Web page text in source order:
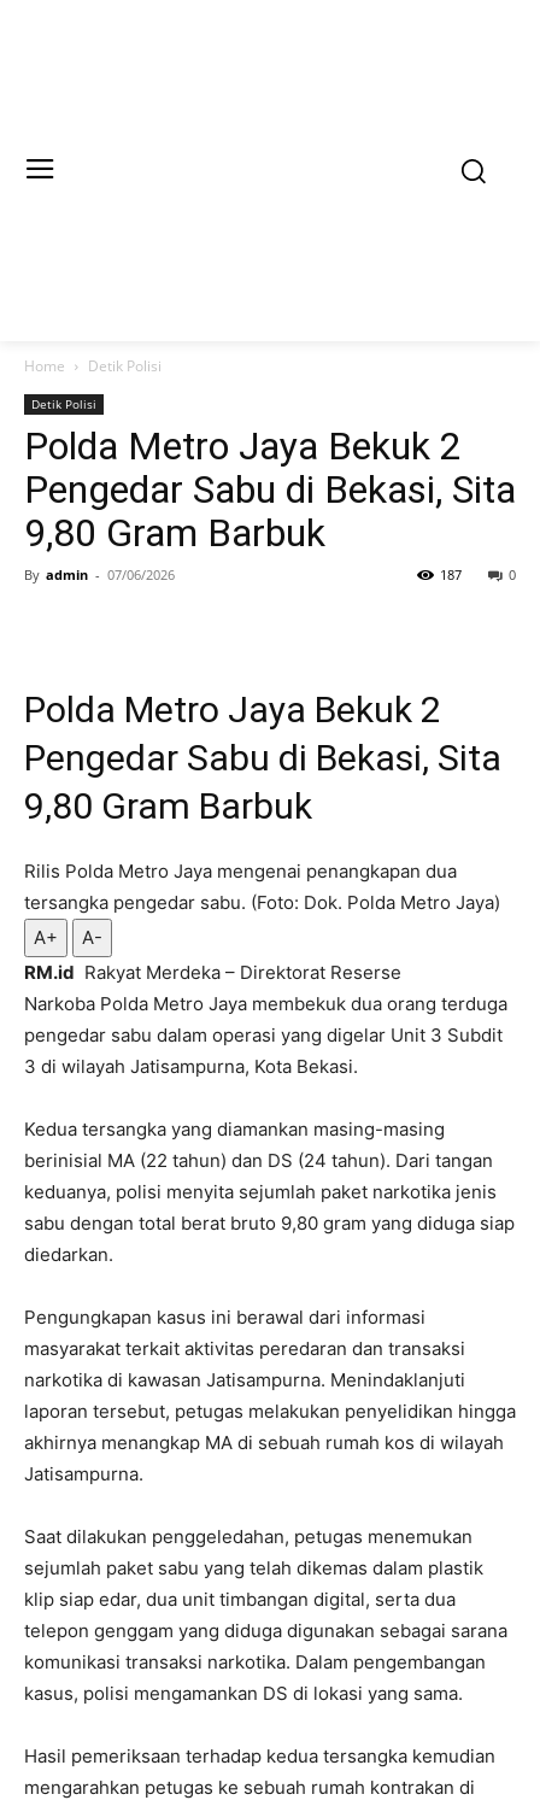
Home Detik Polisi
Detik Polisi
Polda Metro Jaya Bekuk 2
Pengedar Sabu di Bekasi, Sita
9,80 Gram Barbuk
By admin - 07/06/2026 0
187
Polda Metro Jaya Bekuk 2
Pengedar Sabu di Bekasi, Sita
9,80 Gram Barbuk
Rilis Polda Metro Jaya mengenai penangkapan dua
tersangka pengedar sabu. (Foto: Dok. Polda Metro Jaya)
A+
A-
RM.id Rakyat Merdeka – Direktorat Reserse
Narkoba Polda Metro Jaya membekuk dua orang terduga
pengedar sabu dalam operasi yang digelar Unit 3 Subdit
3 di wilayah Jatisampurna, Kota Bekasi.
Kedua tersangka yang diamankan masing-masing
berinisial MA (22 tahun) dan DS (24 tahun). Dari tangan
keduanya, polisi menyita sejumlah paket narkotika jenis
sabu dengan total berat bruto 9,80 gram yang diduga siap
diedarkan.
Pengungkapan kasus ini berawal dari informasi
masyarakat terkait aktivitas peredaran dan transaksi
narkotika di kawasan Jatisampurna. Menindaklanjuti
laporan tersebut, petugas melakukan penyelidikan hingga
akhirnya menangkap MA di sebuah rumah kos di wilayah
Jatisampurna.
Saat dilakukan penggeledahan, petugas menemukan
sejumlah paket sabu yang telah dikemas dalam plastik
klip siap edar, dua unit timbangan digital, serta dua
telepon genggam yang diduga digunakan sebagai sarana
komunikasi transaksi narkotika. Dalam pengembangan
kasus, polisi mengamankan DS di lokasi yang sama.
Hasil pemeriksaan terhadap kedua tersangka kemudian
mengarahkan petugas ke sebuah rumah kontrakan di